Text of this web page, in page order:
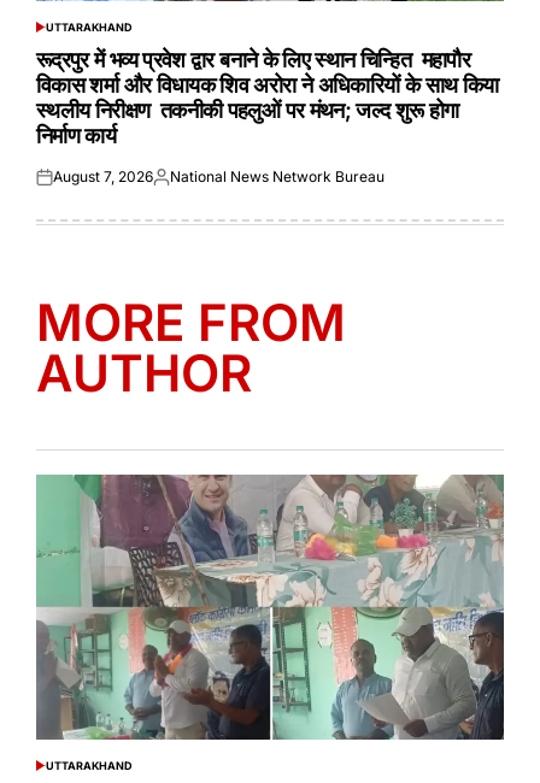
POSTED
UTTARAKHAND
रूद्रपुर में भव्य प्रवेश द्वार बनाने के लिए स्थान चिन्हित महापौर
विकास शर्मा और विधायक शिव अरोरा ने अधिकारियों के साथ किया
स्थलीय निरीक्षण तकनीकी पहलुओं पर मंथन; जल्द शुरू होगा
निर्माण कार्य
Posted
August 7, 2026Posted
National News Network Bureau
MORE FROM
AUTHOR
POSTED
UTTARAKHAND